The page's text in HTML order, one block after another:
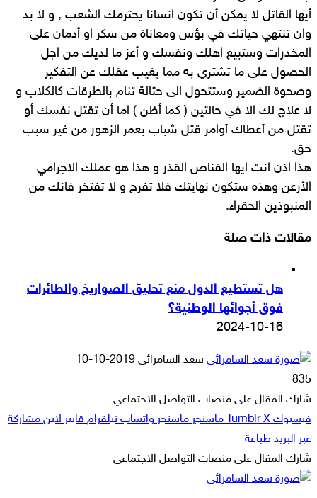
أيها القاتل لا يمكن أن تكون انسانا يحترمك الشعب , و لا بد
وان تنتهي حياتك في بؤس ومعاناة من سكر او أدمان على
المخدرات وستبيع اهلك ونفسك و أعز ما لديك من اجل
الحصول على ما تشتري به مما يغيب عقلك عن التفكير
وصحوة الضمير وستتحول الى حثالة تنام بالطرقات كالكلاب و
لا علاج لك الا في حالتين ( كما أظن ) اما أن تقتل نفسك أو
تقتل من أعطاك أوامر قتل شباب بعمر الزهور من غير سبب
حق.
هذا اذن انت ايها القناص القذر و هذا هو عملك الاجرامي
الأرعن وهذه ستكون نهايتك فلا تفرح و لا تفتخر فانك من
المنبوذين الحقراء.
مقالات ذات صلة
هل تستطيع الدول منع تحليق الصواريخ والطائرات
فوق أجوائها الوطنية؟
2024-10-16
سعد السامرائي أرسل
إلكترونيا
2019-10-10
835
شارك المقال على منصات التواصل الاجتماعي
فيسبوك ‫X ماسنجر ماسنجر واتساب تيلقرام ڤايبر لاين مشاركة
عبر البريد طباعة
شارك المقال على منصات التواصل الاجتماعي
فيسبوك
‫X
ماسنجر
ماسنجر
واتساب
تيلقرام
ڤايبر
لاين
مشاركة
طباعة